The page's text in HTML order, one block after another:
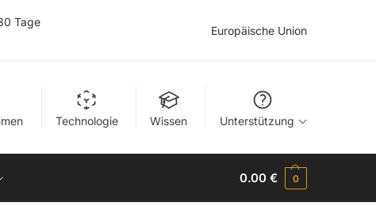
Tage
Europäische Union
Technologie Wissen Unterstützung
0.00€ 0